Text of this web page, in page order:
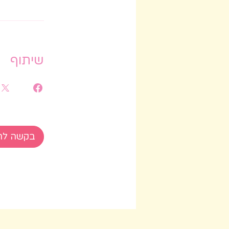
שיתוף
בקשה